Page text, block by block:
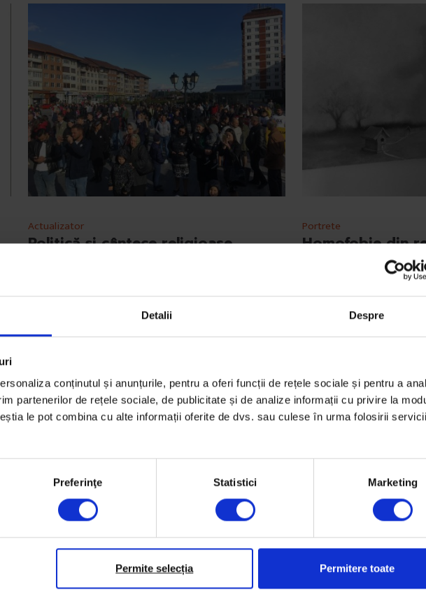
Detalii Despre
conținutul și anunțurile, pentru a oferi funcții de rețele sociale și pentru a
partenerilor de rețele sociale, de publicitate și de analize informații cu privire la
le pot combina cu alte informații oferite de dvs. sau culese în urma folosirii
Preferinţe Statistici Marketing
Permite selecția Permitere toate
Actualizator
Politică și cântece religioase
parlamentari de Suceava mobilizează mase și le
îndeamnă să voteze DA.
5 octombrie 2018
Portrete
Homofobie din
Când mediul
diferiți de tine,
3 octombrie 2018